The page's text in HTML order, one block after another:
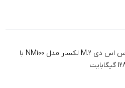
حافظه اس اس دی M.2 لکسار مدل NM100 با